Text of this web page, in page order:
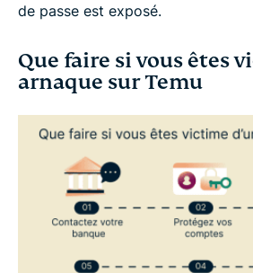
de passe est exposé.
Que faire si vous êtes
arnaque sur Temu